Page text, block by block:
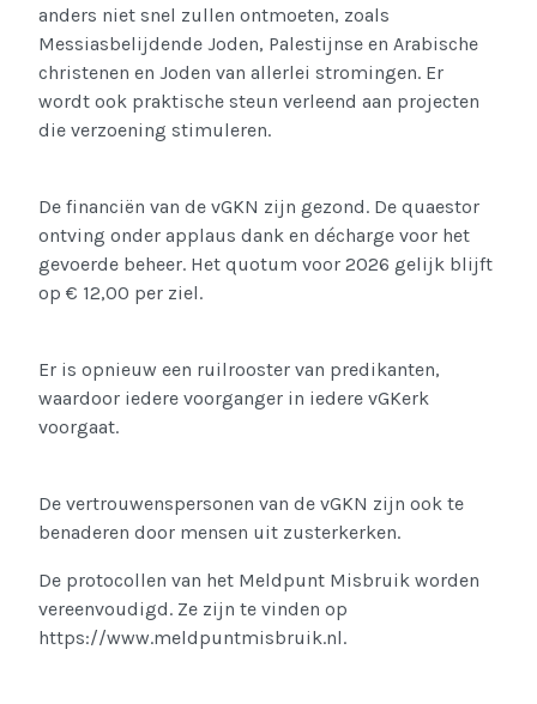
anders niet snel zullen ontmoeten, zoals
Messiasbelijdende Joden, Palestijnse en Arabische
christenen en Joden van allerlei stromingen. Er
wordt ook praktische steun verleend aan projecten
die verzoening stimuleren.
De financiën van de vGKN zijn gezond. De quaestor
ontving onder applaus dank en décharge voor het
gevoerde beheer. Het quotum voor 2026 gelijk blijft
op € 12,00 per ziel.
Er is opnieuw een ruilrooster van predikanten,
waardoor iedere voorganger in iedere vGKerk
voorgaat.
De vertrouwenspersonen van de vGKN zijn ook te
benaderen door mensen uit zusterkerken.
De protocollen van het Meldpunt Misbruik worden
vereenvoudigd. Ze zijn te vinden op
https://www.meldpuntmisbruik.nl.